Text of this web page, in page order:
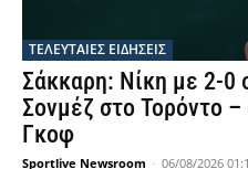
ΤΕΛΕΥΤΑΙΕΣ ΕΙΔΗΣΕΙΣ
Σάκκαρη: Νίκη με 2-0
Σονμέζ στο Τορόντο
Γκοφ
Sportlive Newsroom - 06/08/2026